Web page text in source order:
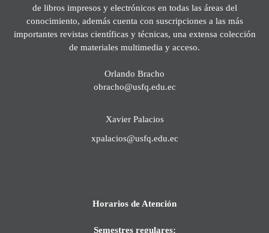
de libros impresos y electrónicos en todas las áreas del
conocimiento, además cuenta con suscripciones a las más
importantes revistas científicas y técnicas, una extensa colección
de materiales multimedia y acceso.
Orlando Bracho
obracho@usfq.edu.ec
Xavier Palacios
xpalacios@usfq.edu.ec
Horarios de Atención
Semestres regulares: